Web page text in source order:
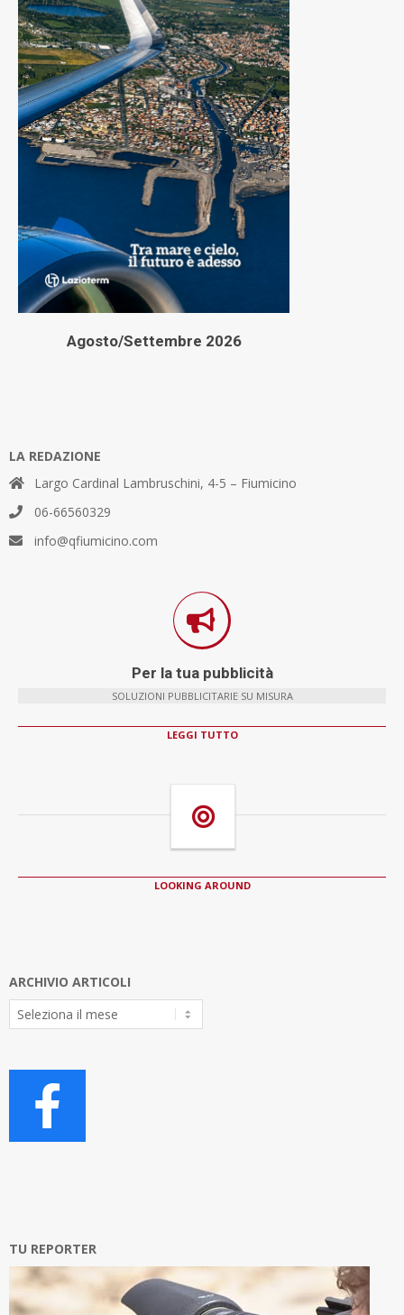
Agosto/Settembre 2026
LA REDAZIONE
Largo Cardinal Lambruschini, 4-5 – Fiumicino
06-66560329
info@qfiumicino.com
Per la tua pubblicità
SOLUZIONI PUBBLICITARIE SU MISURA
LEGGI TUTTO
LOOKING AROUND
ARCHIVIO ARTICOLI
Archivio
Articoli
TU REPORTER